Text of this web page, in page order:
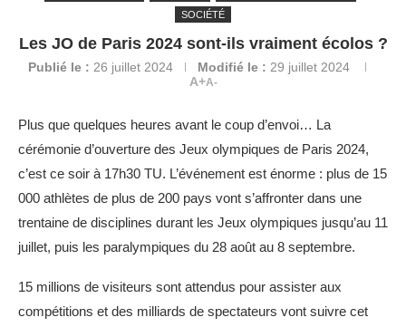
SOCIÉTÉ
Les JO de Paris 2024 sont-ils vraiment écolos ?
Publié le : 26 juillet 2024 Modifié le : 29 juillet 2024
A+A-
Plus que quelques heures avant le coup d’envoi… La
cérémonie d’ouverture des Jeux olympiques de Paris 2024,
c’est ce soir à 17h30 TU. L’événement est énorme : plus de 15
000 athlètes de plus de 200 pays vont s’affronter dans une
trentaine de disciplines durant les Jeux olympiques jusqu’au 11
juillet, puis les paralympiques du 28 août au 8 septembre.
15 millions de visiteurs sont attendus pour assister aux
compétitions et des milliards de spectateurs vont suivre cet